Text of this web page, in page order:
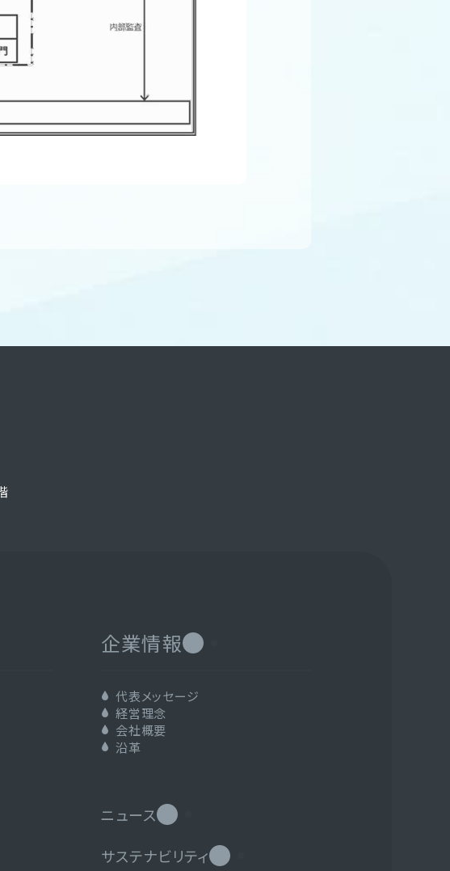
企業情報
代表メッセージ
経営理念
会社概要
沿革
ニュース
サステナビリティ